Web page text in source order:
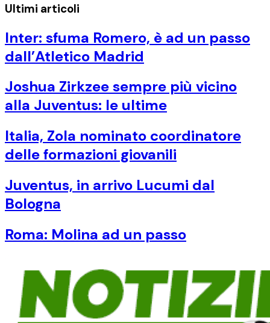
Ultimi articoli
Inter: sfuma Romero, è ad un passo
dall’Atletico Madrid
Joshua Zirkzee sempre più vicino
alla Juventus: le ultime
Italia, Zola nominato coordinatore
delle formazioni giovanili
Juventus, in arrivo Lucumi dal
Bologna
Roma: Molina ad un passo